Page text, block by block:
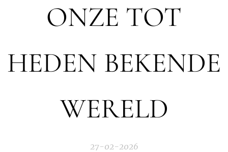
ONZE TOT
HEDEN BEKENDE
WERELD
27-02-2026